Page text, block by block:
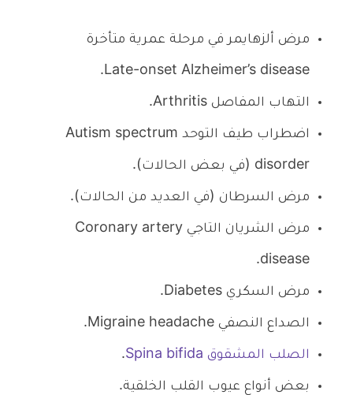
مرض ألزهايمر في مرحلة عمرية متأخرة
Late-onset Alzheimer’s disease.
التهاب المفاصل Arthritis.
اضطراب طيف التوحد Autism spectrum
disorder (في بعض الحالات).
مرض السرطان (في العديد من الحالات).
مرض الشريان التاجي Coronary artery
disease.
مرض السكري Diabetes.
الصداع النصفي Migraine headache.
الصلب المشقوق Spina bifida .
بعض أنواع عيوب القلب الخلقية.